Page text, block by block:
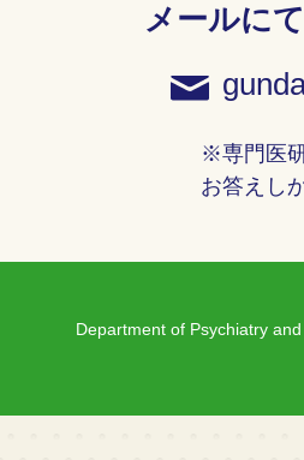
メールに
※専門医
お答えし
Department of Psychiatry